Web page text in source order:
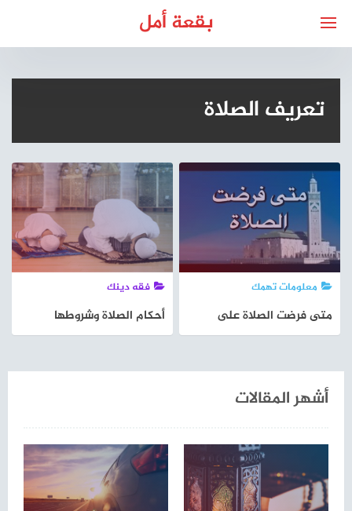
بقعة أمل
تعريف الصلاة
معلومات تهمك
متى فرضت الصلاة على
فقه دينك
أحكام الصلاة وشروطها
أشهر المقالات